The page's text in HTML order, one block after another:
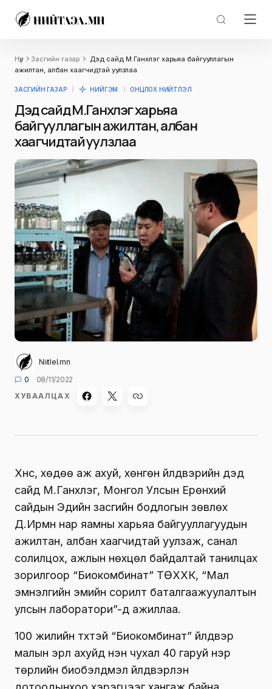
Нүүр Засгийн газар
Дэд сайд М.Ганхүлэг харьяа байгууллагын
ажилтан, албан хаагчидтай уулзлаа
ЗАСГИЙН ГАЗАР НИЙГЭМ ОНЦЛОХ НИЙТЛЭЛ
Дэд сайд М.Ганхүлэг харьяа
байгууллагын ажилтан, албан
хаагчидтай уулзлаа
Niitlel.mn
0
08/11/2022
ХУВААЛЦАХ
Хүнс, хөдөө аж ахуй, хөнгөн үйлдвэрийн дэд
сайд М.Ганхүлэг, Монгол Улсын Ерөнхий
сайдын Эдийн засгийн бодлогын зөвлөх
Д.Ирмүүн нар яамны харьяа байгууллагуудын
ажилтан, албан хаагчидтай уулзаж, санал
солилцох, ажлын нөхцөл байдалтай танилцах
зорилгоор “Биокомбинат” ТӨХХК, “Мал
эмнэлгийн эмийн сорилт баталгаажуулалтын
улсын лаборатори”-д ажиллаа.
100 жилийн түүхтэй “Биокомбинат” үйлдвэр
малын эрүүл ахуйд нэн чухал 40 гаруй нэр
төрлийн биобэлдмэл үйлдвэрлэн